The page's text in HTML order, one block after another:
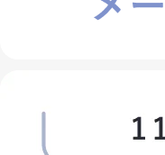
となります。
他当社が会員として不
当社は、会員資格を取